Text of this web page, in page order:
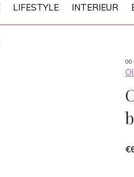
LIFESTYLE INTERIEUR
00